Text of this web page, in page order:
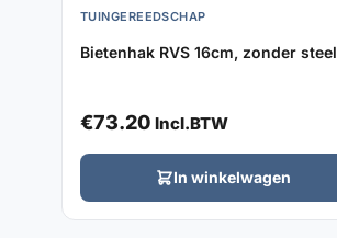
TUINGEREEDSCHAP
Bietenhak RVS 16cm, zonder steel
€73.20 Incl.BTW
In winkelwagen